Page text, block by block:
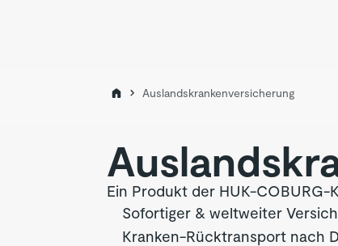
Auslandskrankenversicherung
Ein Produkt der HUK-
Sofortiger & weltweiter
Kranken-Rücktransport nach